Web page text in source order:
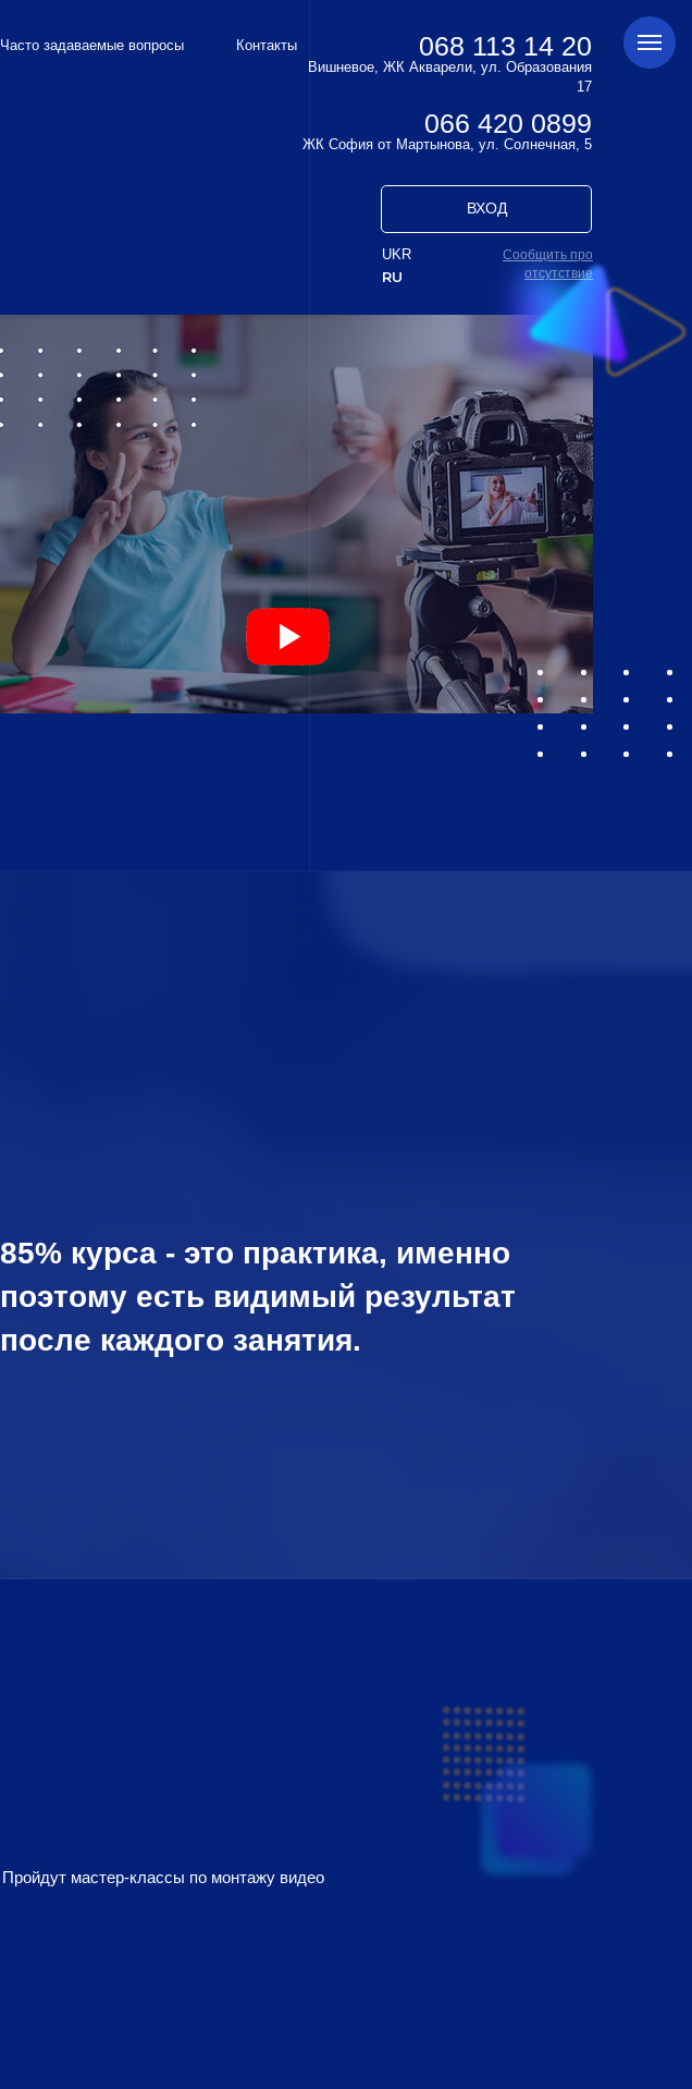
Вишневое, ЖК Акварели, ул. Образования
17
068 113 14 20
ВХОД
Контакты
Сообщить про
отсутствие
Часто задаваемые вопросы
ЖК София от Мартынова, ул. Солнечная, 5
066 420 0899
UKR
RU
85% курса - это практика, именно
поэтому есть видимый результат
после каждого занятия.
Пройдут мастер-классы по монтажу видео